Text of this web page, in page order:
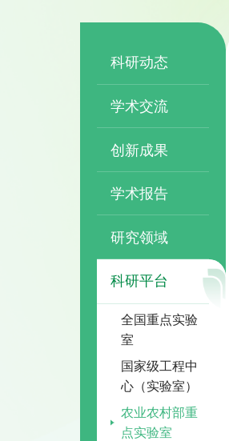
科研动态
学术交流
创新成果
学术报告
研究领域
科研平台
全国重点实验
室
国家级工程中
心（实验室）
农业农村部重
点实验室